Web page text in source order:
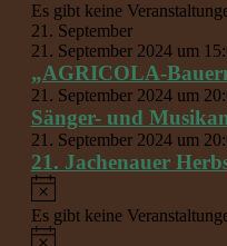
Es gibt keine
21. September
21. September 2024 um
„AGRICOLA-
21. September 2024 um
Sänger- und
21. September 2024 um
21. Jachenauer
Hinweis
Es gibt keine
Hinweis